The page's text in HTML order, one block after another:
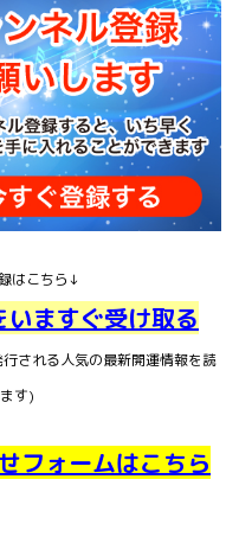
はこちら↓
ますぐ受け取る
される人気の最新開運情報を読
す)
フォームはこちら